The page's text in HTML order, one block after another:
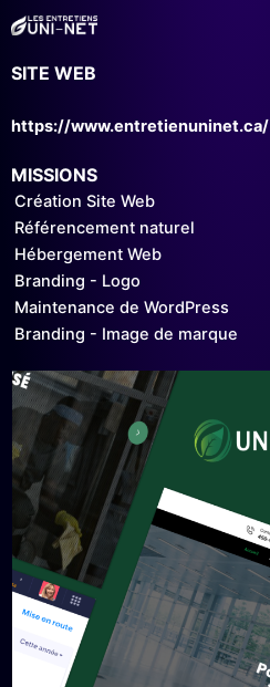
SITE WEB
https://www.entretienuninet.ca/
MISSIONS
Création Site Web
Référencement naturel
Hébergement Web
Branding - Logo
Maintenance de WordPress
Branding - Image de marque